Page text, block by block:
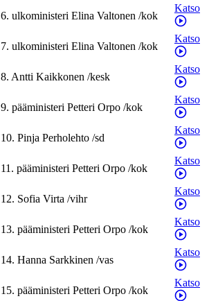
6. ulkoministeri Elina Valtonen /kok
Katso
7. ulkoministeri Elina Valtonen /kok
Katso
8. Antti Kaikkonen /kesk
Katso
9. pääministeri Petteri Orpo /kok
Katso
10. Pinja Perholehto /sd
Katso
11. pääministeri Petteri Orpo /kok
Katso
12. Sofia Virta /vihr
Katso
13. pääministeri Petteri Orpo /kok
Katso
14. Hanna Sarkkinen /vas
Katso
15. pääministeri Petteri Orpo /kok
Katso